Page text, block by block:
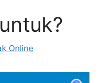
Online